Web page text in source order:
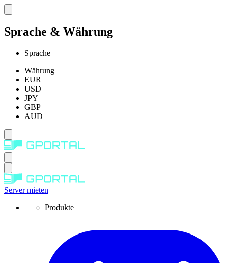
Sprache & Währung
Sprache
Währung
EUR
USD
JPY
GBP
AUD
Server mieten
Produkte